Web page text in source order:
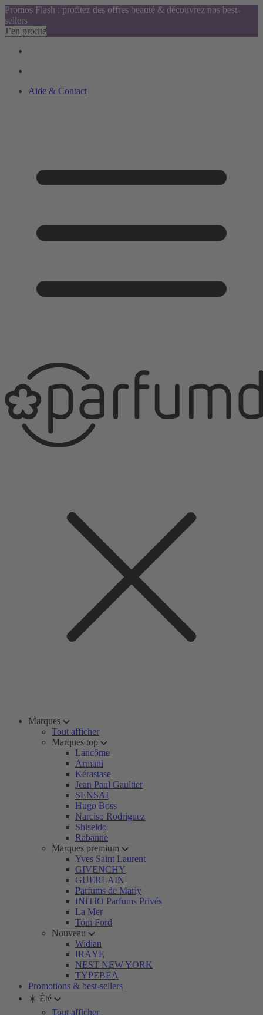
Promos Flash : profitez des offres beauté & découvrez nos best-
sellers
J’en profite
Aide & Contact
Marques
Tout afficher
Marques top
Lancôme
Armani
Kérastase
Jean Paul Gaultier
SENSAI
Hugo Boss
Narciso Rodriguez
Shiseido
Rabanne
Marques premium
Yves Saint Laurent
GIVENCHY
GUERLAIN
Parfums de Marly
INITIO Parfums Privés
La Mer
Tom Ford
Nouveau
Widian
IRÄYE
NEST NEW YORK
TYPEBEA
Promotions & best-sellers
☀️ Été
Tout afficher